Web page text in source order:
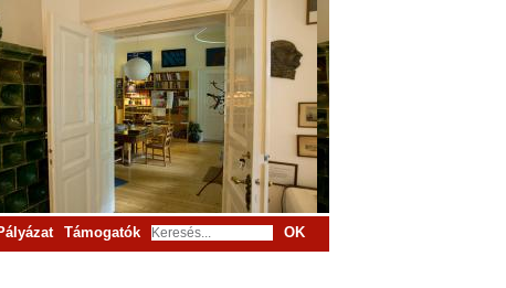
Támogatók OK